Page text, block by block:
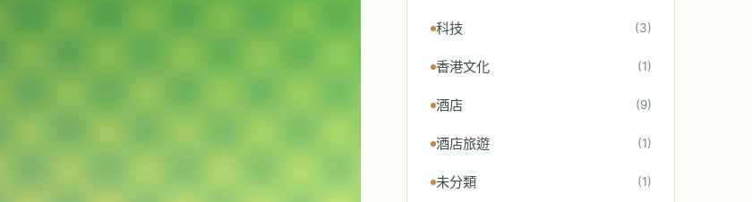
科技 (3)
香港文化 (1)
酒店 (9)
酒店旅遊 (1)
未分類 (1)